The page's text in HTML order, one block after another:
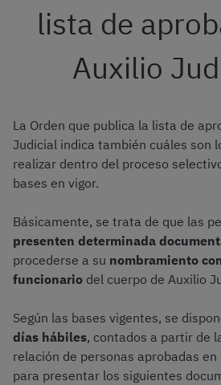
lista de
Auxilio
La Orden que publica la lista de
Judicial indica también cuáles son
realizar dentro del proceso
bases en vigor.
Básicamente, se trata de que las
presenten determinada
procederse a su nombramiento
funcionario del cuerpo de Auxilio
Según las bases vigentes, se
días hábiles, contados a partir de
relación de personas aprobadas
para presentar los siguientes